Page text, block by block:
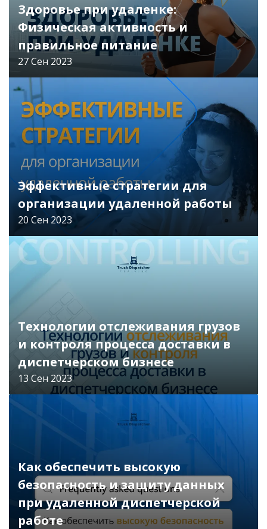
Здоровье при удаленке:
Физическая активность и
правильное питание
27 Сен 2023
Читать
Эффективные стратегии для
организации удаленной работы
20 Сен 2023
Читать
Технологии отслеживания грузов
и контроля процесса доставки в
диспетчерском бизнесе
13 Сен 2023
Как обеспечить высокую
безопасность и защиту данных
при удаленной диспетчерской
работе